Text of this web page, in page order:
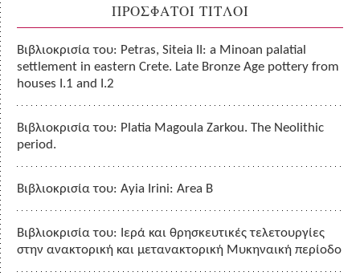
ΠΡΟΣΦΑΤΟΙ ΤΙΤΛΟΙ
Βιβλιοκρισία του: Petras, Siteia II: a Minoan palatial
settlement in eastern Crete. Late Bronze Age pottery from
houses I.1 and I.2
Βιβλιοκρισία του: Platia Magoula Zarkou. The Neolithic
period.
Βιβλιοκρισία του: Ayia Irini: Area B
Βιβλιοκρισία του: Ιερά και θρησκευτικές τελετουργίες
στην ανακτορική και μετανακτορική Μυκηναική περίοδο